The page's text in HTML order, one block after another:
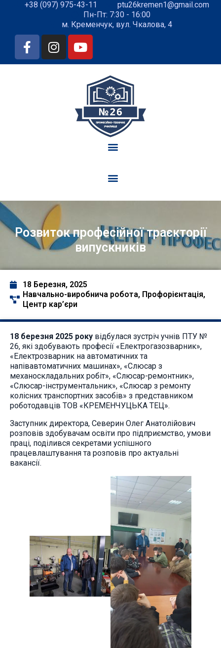
+38 (097) 975-43-11
ptu26kremen1@gmail.com
Пн-Пт: 7:30 - 16:00
м. Кременчук, вул. Чкалова, 4
Розвиток професійної траєкторії
випускників
18 Березня, 2025
Навчально-виробнича робота, Профорієнтація,
Центр кар’єри
18 березня 2025 року відбулася зустріч учнів ПТУ №
26, які здобувають професії «Електрогазозварник»,
«Електрозварник на автоматичних та
напівавтоматичних машинах», «Слюсар з
механоскладальних робіт», «Слюсар-ремонтник»,
«Слюсар-інструментальник», «Слюсар з ремонту
колісних транспортних засобів» з представником
роботодавців ТОВ «КРЕМЕНЧУЦЬКА ТЕЦ».
Заступник директора, Северин Олег Анатолійович
розповів здобувачам освіти про підприємство, умови
праці, поділився секретами успішного
працевлаштування та розповів про актуальні
вакансії.